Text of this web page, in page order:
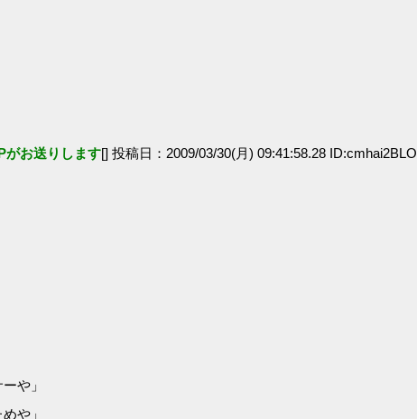
がお送りします[] 投稿日：2009/03/30(月) 09:41:58.28 ID:cmhai2BLO
や」
や」